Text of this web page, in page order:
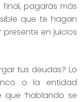
pagarás más
que te hagan
en juicios
tus deudas? Lo
o la entidad
que ‘hablando se